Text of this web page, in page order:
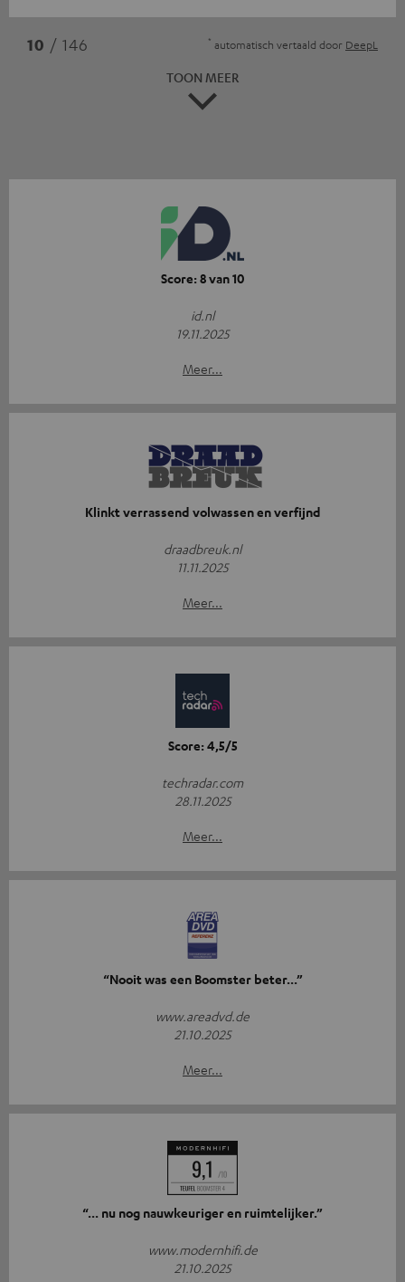
10 / 146 * automatisch vertaald door DeepL
TOON MEER
Score: 8 van 10
id.nl
19.11.2025
Meer...
Klinkt verrassend volwassen en verfijnd
draadbreuk.nl
11.11.2025
Meer...
Score: 4,5/5
techradar.com
28.11.2025
Meer...
“Nooit was een Boomster beter...”
www.areadvd.de
21.10.2025
Meer...
“... nu nog nauwkeuriger en ruimtelijker.”
www.modernhifi.de
21.10.2025